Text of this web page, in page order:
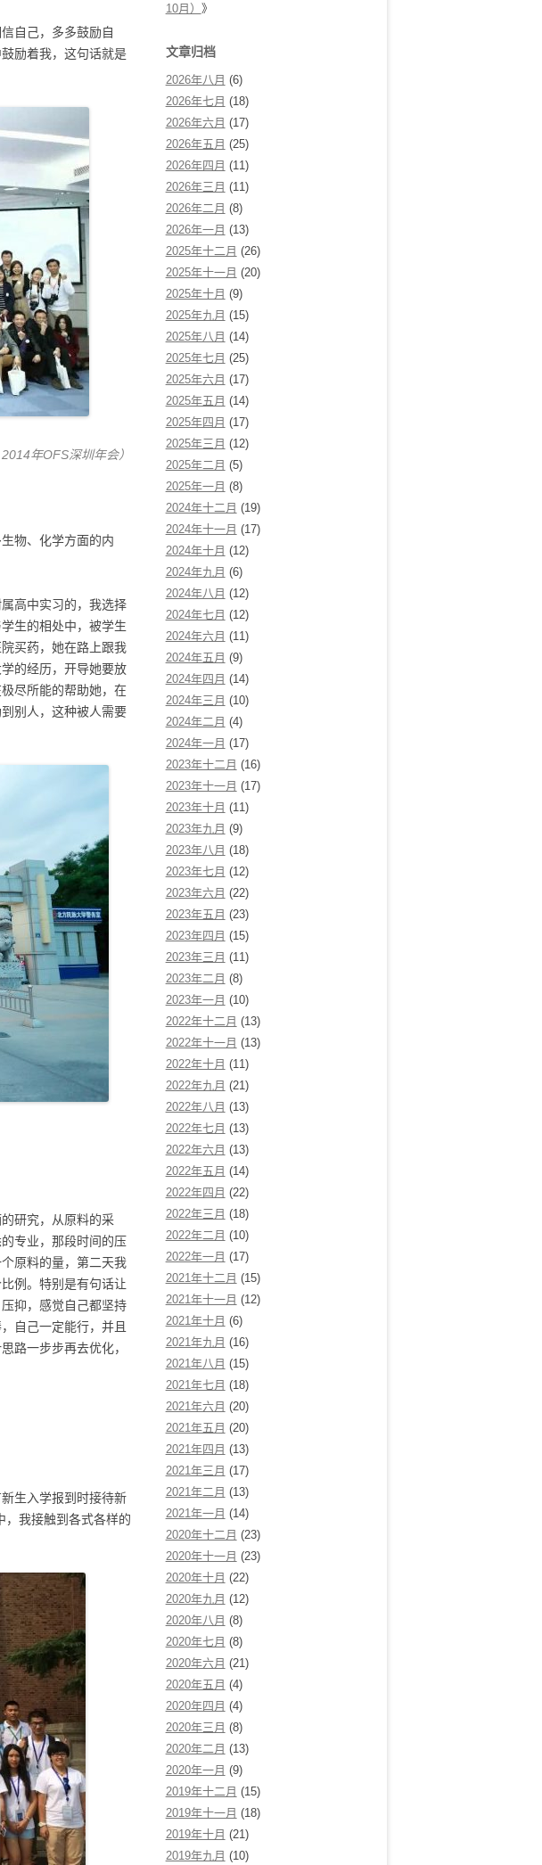
自己，多多鼓励自
励着我，这句话就是
年OFS深圳年会）
物、化学方面的内
高中实习的，我选择
生的相处中，被学生
买药，她在路上跟我
的经历，开导她要放
尽所能的帮助她，在
别人，这种被人需要
研究，从原料的采
专业，那段时间的压
原料的量，第二天我
例。特别是有句话让
抑，感觉自己都坚持
自己一定能行，并且
路一步步再去优化，
生入学报到时接待新
，我接触到各式各样的
10月） 》
文章归档
2026年八月 (6)
2026年七月 (18)
2026年六月 (17)
2026年五月 (25)
2026年四月 (11)
2026年三月 (11)
2026年二月 (8)
2026年一月 (13)
2025年十二月 (26)
2025年十一月 (20)
2025年十月 (9)
2025年九月 (15)
2025年八月 (14)
2025年七月 (25)
2025年六月 (17)
2025年五月 (14)
2025年四月 (17)
2025年三月 (12)
2025年二月 (5)
2025年一月 (8)
2024年十二月 (19)
2024年十一月 (17)
2024年十月 (12)
2024年九月 (6)
2024年八月 (12)
2024年七月 (12)
2024年六月 (11)
2024年五月 (9)
2024年四月 (14)
2024年三月 (10)
2024年二月 (4)
2024年一月 (17)
2023年十二月 (16)
2023年十一月 (17)
2023年十月 (11)
2023年九月 (9)
2023年八月 (18)
2023年七月 (12)
2023年六月 (22)
2023年五月 (23)
2023年四月 (15)
2023年三月 (11)
2023年二月 (8)
2023年一月 (10)
2022年十二月 (13)
2022年十一月 (13)
2022年十月 (11)
2022年九月 (21)
2022年八月 (13)
2022年七月 (13)
2022年六月 (13)
2022年五月 (14)
2022年四月 (22)
2022年三月 (18)
2022年二月 (10)
2022年一月 (17)
2021年十二月 (15)
2021年十一月 (12)
2021年十月 (6)
2021年九月 (16)
2021年八月 (15)
2021年七月 (18)
2021年六月 (20)
2021年五月 (20)
2021年四月 (13)
2021年三月 (17)
2021年二月 (13)
2021年一月 (14)
2020年十二月 (23)
2020年十一月 (23)
2020年十月 (22)
2020年九月 (12)
2020年八月 (8)
2020年七月 (8)
2020年六月 (21)
2020年五月 (4)
2020年四月 (4)
2020年三月 (8)
2020年二月 (13)
2020年一月 (9)
2019年十二月 (15)
2019年十一月 (18)
2019年十月 (21)
2019年九月 (10)